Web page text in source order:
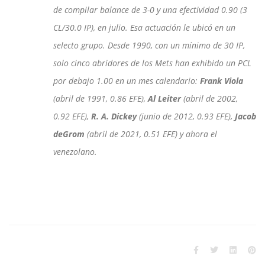
de compilar balance de 3-0 y una efectividad 0.90 (3
CL/30.0 IP), en julio. Esa actuación le ubicó en un
selecto grupo. Desde 1990, con un mínimo de 30 IP,
solo cinco abridores de los Mets han exhibido un PCL
por debajo 1.00 en un mes calendario: Frank Viola
(abril de 1991, 0.86 EFE), Al Leiter(abril de 2002,
0.92 EFE), R. A. Dickey(junio de 2012, 0.93 EFE), Jacob
deGrom (abril de 2021, 0.51 EFE) y ahora el
venezolano.